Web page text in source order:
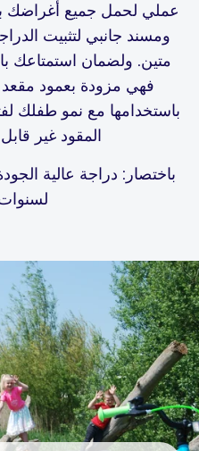
عملي لحمل جميع أغراضك
ومسند جانبي لتثبيت
متين. ولضمان استمتاعك
فهي مزودة بعمود
باستخدامها مع نمو طفلك
المقود غير
باختصار: دراجة عالية